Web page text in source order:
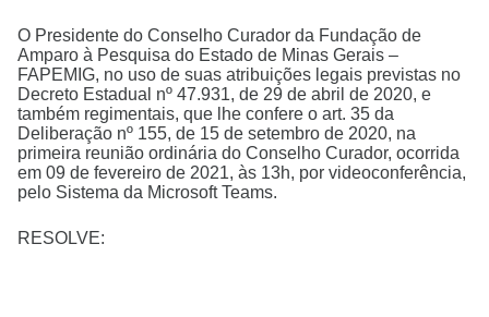
O Presidente do Conselho Curador da Fundação de
Amparo à Pesquisa do Estado de Minas Gerais –
FAPEMIG, no uso de suas atribuições legais previstas no
Decreto Estadual nº 47.931, de 29 de abril de 2020, e
também regimentais, que lhe confere o art. 35 da
Deliberação nº 155, de 15 de setembro de 2020, na
primeira reunião ordinária do Conselho Curador, ocorrida
em 09 de fevereiro de 2021, às 13h, por videoconferência,
pelo Sistema da Microsoft Teams.
RESOLVE: